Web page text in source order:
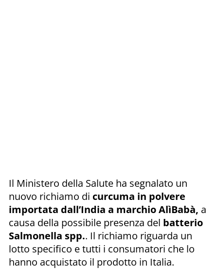
Il Ministero della Salute ha segnalato un
nuovo richiamo di curcuma in polvere
importata dall’India a marchio AlìBabà, a
causa della possibile presenza del batterio
Salmonella spp.. Il richiamo riguarda un
lotto specifico e tutti i consumatori che lo
hanno acquistato il prodotto in Italia.